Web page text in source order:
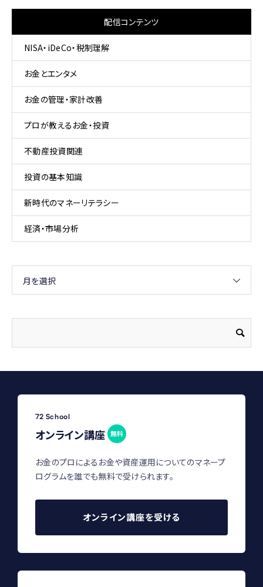
配信コンテンツ
NISA・iDeCo・税制理解
お金とエンタメ
お金の管理・家計改善
プロが教えるお金・投資
不動産投資関連
投資の基本知識
新時代のマネーリテラシー
経済・市場分析
月を選択
72 School
オンライン講座 無料
お金のプロによるお金や資産運用についてのマネープ
ログラムを誰でも無料で受けられます。
オンライン講座を受ける